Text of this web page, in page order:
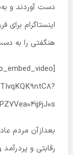
دست آوردند و
اینستاگرام
هنگفتی را به
بعدازآن مردم
رقابتی و